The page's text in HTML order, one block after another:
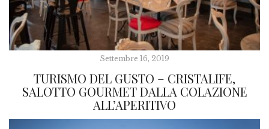
Settembre 16, 2019
TURISMO DEL GUSTO – CRISTALIFE,
SALOTTO GOURMET DALLA COLAZIONE
ALL’APERITIVO